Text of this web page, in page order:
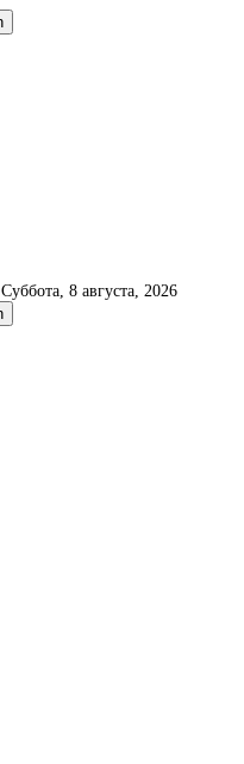
Суббота, 8 августа, 2026